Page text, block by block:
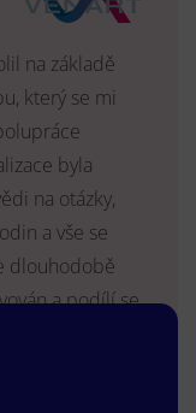
na základě
který se mi
byla
na otázky,
a vše se
dlouhodobě
a podílí se